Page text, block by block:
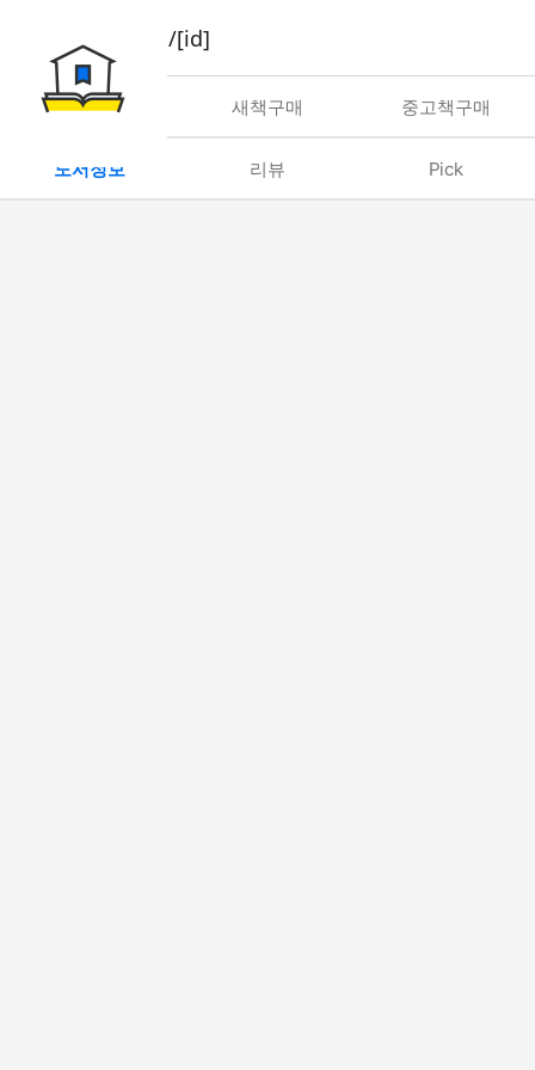
book/rent/[id]
대여 새책구매 중고책구매
도서정보 리뷰 Pick